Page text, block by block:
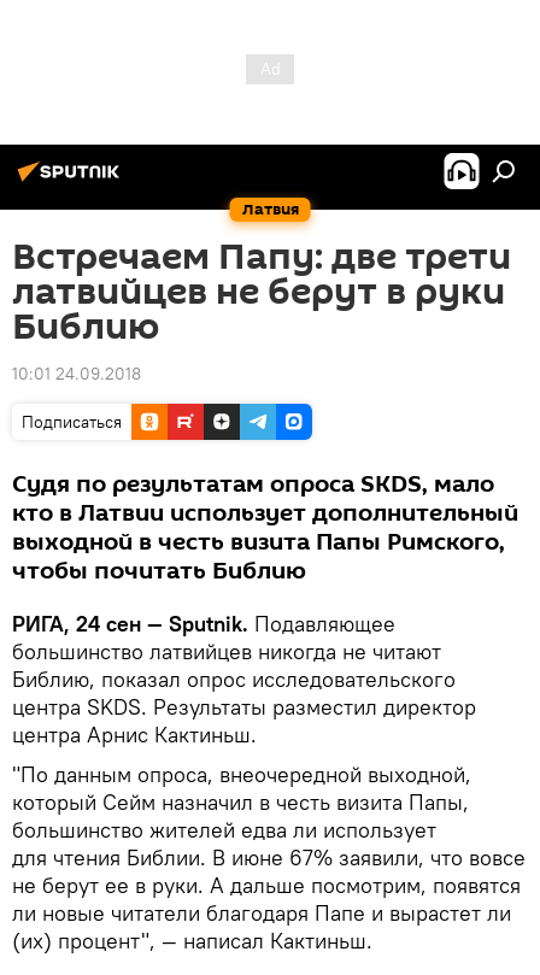
Латвия
Встречаем Папу: две трети
латвийцев не берут в руки
Библию
10:01 24.09.2018
Подписаться
Судя по результатам опроса SKDS, мало
кто в Латвии использует дополнительный
выходной в честь визита Папы Римского,
чтобы почитать Библию
РИГА, 24 сен — Sputnik. Подавляющее
большинство латвийцев никогда не читают
Библию, показал опрос исследовательского
центра SKDS. Результаты разместил директор
центра Арнис Кактиньш.
"По данным опроса, внеочередной выходной,
который Сейм назначил в честь визита Папы,
большинство жителей едва ли использует
для чтения Библии. В июне 67% заявили, что вовсе
не берут ее в руки. А дальше посмотрим, появятся
ли новые читатели благодаря Папе и вырастет ли
(их) процент", — написал Кактиньш.